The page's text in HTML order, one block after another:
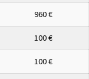
960 €
100 €
100 €